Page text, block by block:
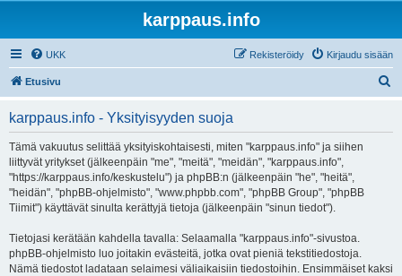
karppaus.info
UKK Kirjaudu sisään
Rekisteröidy
Etusivu
karppaus.info - Yksityisyyden suoja
Tämä vakuutus selittää yksityiskohtaisesti, miten "karppaus.info" ja siihen
liittyvät yritykset (jälkeenpäin "me", "meitä", "meidän", "karppaus.info",
"https://karppaus.info/keskustelu") ja phpBB:n (jälkeenpäin "he", "heitä",
"heidän", "phpBB-ohjelmisto", "www.phpbb.com", "phpBB Group", "phpBB
Tiimit") käyttävät sinulta kerättyjä tietoja (jälkeenpäin "sinun tiedot").
Tietojasi kerätään kahdella tavalla: Selaamalla "karppaus.info"-sivustoa.
phpBB-ohjelmisto luo joitakin evästeitä, jotka ovat pieniä tekstitiedostoja.
Nämä tiedostot ladataan selaimesi väliaikaisiin tiedostoihin. Ensimmäiset kaksi